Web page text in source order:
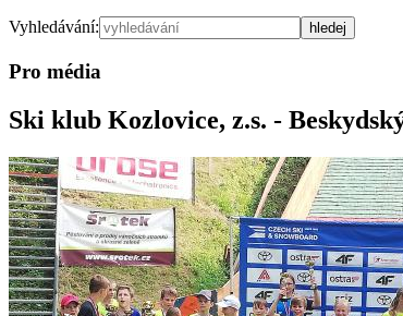
Vyhledávání:
Pro média
Ski klub Kozlovice, z.s. -